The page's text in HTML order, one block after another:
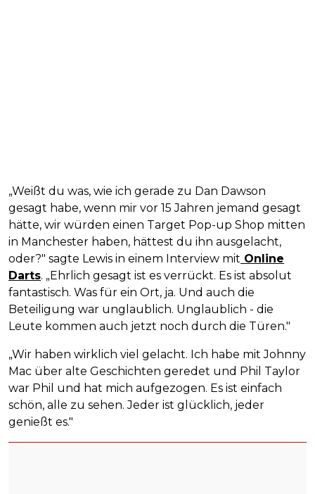
„Weißt du was, wie ich gerade zu Dan Dawson
gesagt habe, wenn mir vor 15 Jahren jemand gesagt
hätte, wir würden einen Target Pop-up Shop mitten
in Manchester haben, hättest du ihn ausgelacht,
oder?" sagte Lewis in einem Interview mit Online
Darts. „Ehrlich gesagt ist es verrückt. Es ist absolut
fantastisch. Was für ein Ort, ja. Und auch die
Beteiligung war unglaublich. Unglaublich - die
Leute kommen auch jetzt noch durch die Türen."
„Wir haben wirklich viel gelacht. Ich habe mit Johnny
Mac über alte Geschichten geredet und Phil Taylor
war Phil und hat mich aufgezogen. Es ist einfach
schön, alle zu sehen. Jeder ist glücklich, jeder
genießt es."